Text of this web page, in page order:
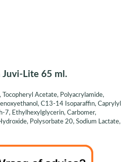
Juvi-Lite 65 ml.
Acetate, Polyacrylamide,
C13-14 Isoparaffin, Caprylyl
7, Ethylhexylglycerin, Carbomer,
Polysorbate 20, Sodium Lactate,